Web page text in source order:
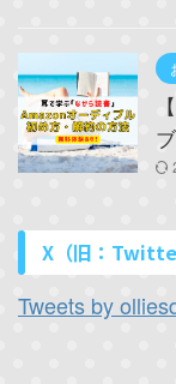
X（旧：
Tweets by